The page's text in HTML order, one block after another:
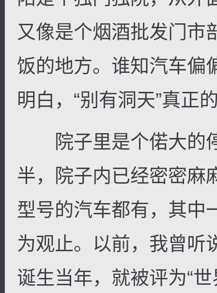
又像是个烟酒批发门市
饭的地方。谁知汽车偏
明白，“别有洞天”真正
院子里是个偌大的
半，院子内已经密密麻
型号的汽车都有，其中
为观止。以前，我曾听
诞生当年，就被评为“